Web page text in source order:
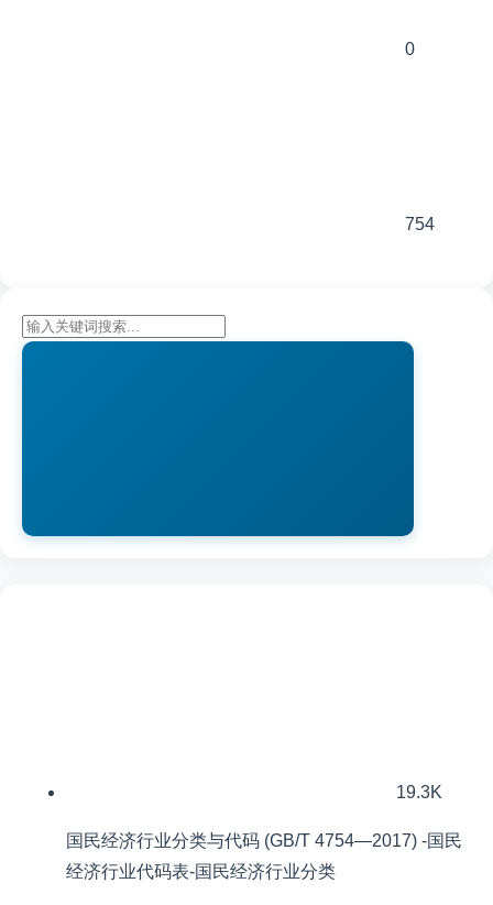
0
754
19.3K
国民经济行业分类与代码 (GB/T 4754—2017) -国民
经济行业代码表-国民经济行业分类